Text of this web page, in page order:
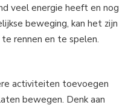
veel energie heeft en nog
beweging, kan het zijn
rennen en te spelen.
activiteiten toevoegen
bewegen. Denk aan